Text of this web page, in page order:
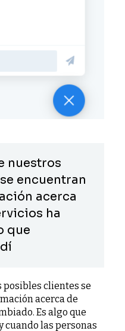
nuestros
encuentran
acerca
ha
que
posibles clientes se
acerca de
Es algo que
cuando las personas